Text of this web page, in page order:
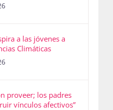
a las jóvenes a
Climáticas
proveer; los padres
vínculos afectivos”